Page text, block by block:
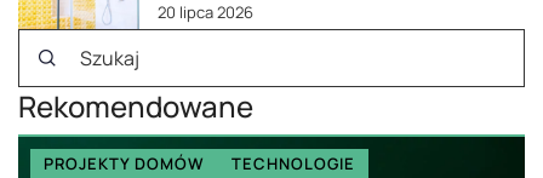
20 lipca 2026
Rekomendowane
PROJEKTY DOMÓW TECHNOLOGIE